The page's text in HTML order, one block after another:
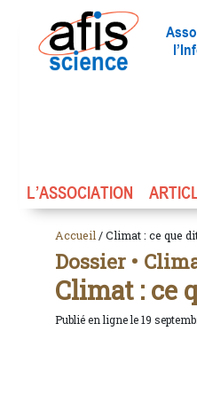
L’ASSOCIATION
Accueil / Climat : ce que
Dossier •
Climat : ce
Publié en ligne le 19